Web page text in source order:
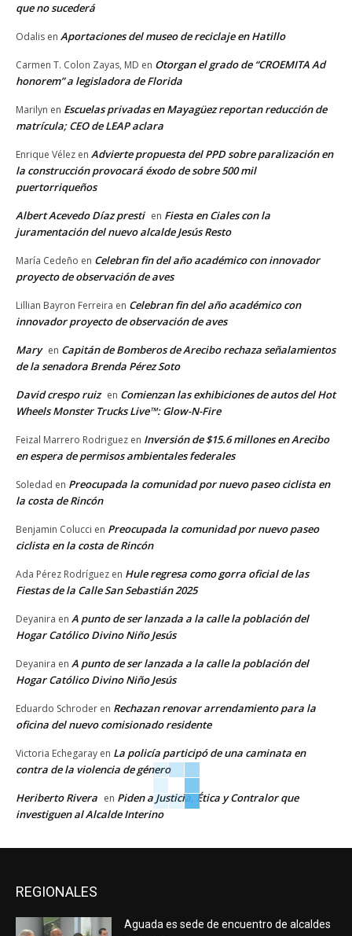
que no sucederá
Odalis en Aportaciones del museo de reciclaje en Hatillo
Carmen T. Colon Zayas, MD en Otorgan el grado de “CROEMITA Ad
honorem” a legisladora de Florida
Marilyn en Escuelas privadas en Mayagüez reportan reducción de
matrícula; CEO de LEAP aclara
Enrique Vélez en Advierte propuesta del PPD sobre paralización en
la construcción provocará éxodo de sobre 500 mil
puertorriqueños
Albert Acevedo Díaz presti en Fiesta en Ciales con la
juramentación del nuevo alcalde Jesús Resto
María Cedeño en Celebran fin del año académico con innovador
proyecto de observación de aves
Lillian Bayron Ferreira en Celebran fin del año académico con
innovador proyecto de observación de aves
Mary en Capitán de Bomberos de Arecibo rechaza señalamientos
de la senadora Brenda Pérez Soto
David crespo ruiz en Comienzan las exhibiciones de autos del Hot
Wheels Monster Trucks Live™: Glow-N-Fire
Feizal Marrero Rodriguez en Inversión de $15.6 millones en Arecibo
en espera de permisos ambientales federales
Soledad en Preocupada la comunidad por nuevo paseo ciclista en
la costa de Rincón
Benjamin Colucci en Preocupada la comunidad por nuevo paseo
ciclista en la costa de Rincón
Ada Pérez Rodríguez en Hule regresa como gorra oficial de las
Fiestas de la Calle San Sebastián 2025
Deyanira en A punto de ser lanzada a la calle la población del
Hogar Católico Divino Niño Jesús
Deyanira en A punto de ser lanzada a la calle la población del
Hogar Católico Divino Niño Jesús
Eduardo Schroder en Rechazan renovar arrendamiento para la
oficina del nuevo comisionado residente
Victoria Echegaray en La policía participó de una caminata en
contra de la violencia de género
Heriberto Rivera en Piden a Justicia, Ética y Contralor que
investiguen al Alcalde Interino
REGIONALES
Aguada es sede de encuentro de alcaldes